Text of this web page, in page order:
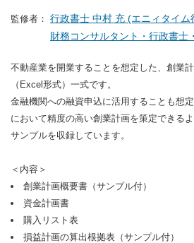
監修者： 行政書士 中村 充 (エニィタイム
財務コンサルタント・行政書士
不動産業を開業することを想定した、創業
（Excel形式）一式です。
金融機関への融資申込に活用することも想
において精度の高い創業計画を策定できる
サンプルを収録しています。
＜内容＞
創業計画概要書（サンプル付）
資金計画書
購入リスト表
損益計画の算出根拠表（サンプル付）